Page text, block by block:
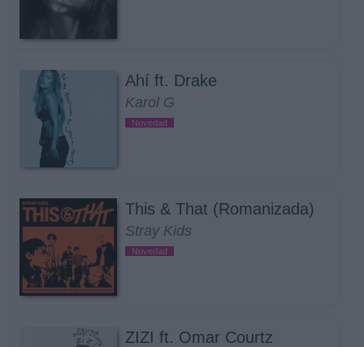
Ahí ft. Drake
Karol G
Novedad
This & That (Romanizada)
Stray Kids
Novedad
ZIZI ft. Omar Courtz